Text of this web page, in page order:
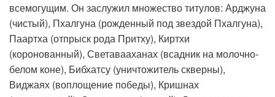
всемогущим. Он заслужил множество титулов: Арджуна
(чистый), Пхалгуна (рожденный под звездой Пхалгуна),
Паартха (отпрыск рода Притху), Киртхи
(коронованный), Светавааханах (всадник на молочно-
белом коне), Бибхатсу (уничтожитель скверны),
Виджаях (воплощение победы), Кришнах